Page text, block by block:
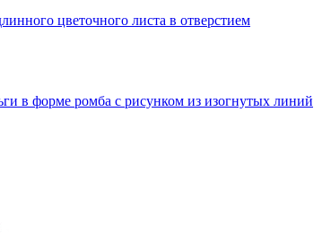
цветочного листа в отверстием
в форме ромба с рисунком из изогнутых линий